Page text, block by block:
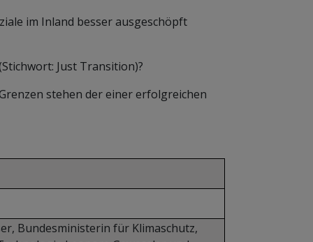
im Inland besser ausgeschöpft
Just Transition)?
stehen der einer erfolgreichen
Bundesministerin für Klimaschutz,